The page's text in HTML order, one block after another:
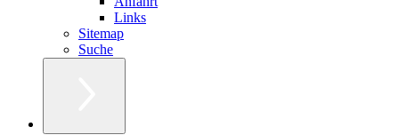
Links
Sitemap
Suche